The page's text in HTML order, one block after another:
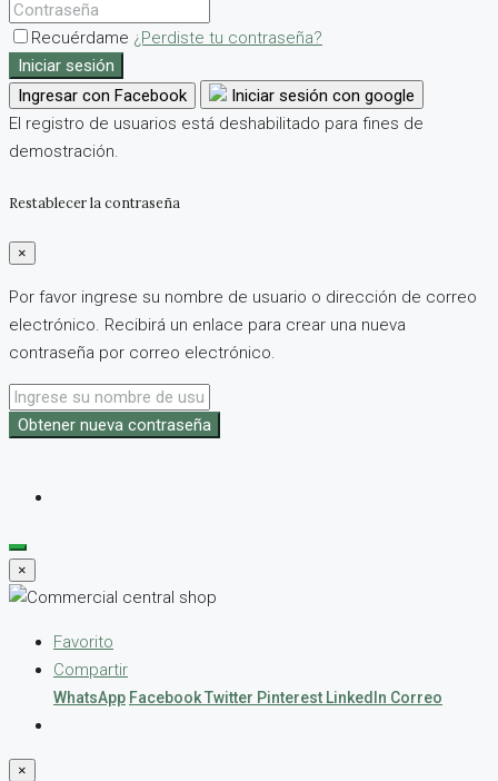
Recuérdame ¿Perdiste tu contraseña?
Iniciar sesión
Ingresar con Facebook
Iniciar sesión con google
El registro de usuarios está deshabilitado para fines de
demostración.
Restablecer la contraseña
×
Por favor ingrese su nombre de usuario o dirección de correo
electrónico. Recibirá un enlace para crear una nueva
contraseña por correo electrónico.
Obtener nueva contraseña
×
Favorito
Compartir
WhatsApp FacebookTwitter Pinterest LinkedIn Correo
×